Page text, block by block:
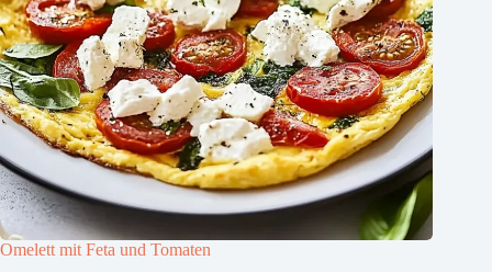
Omelett mit Feta und Tomaten